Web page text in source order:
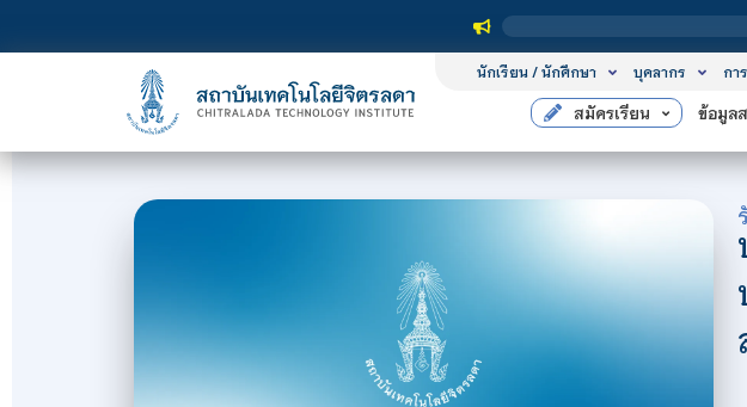
นักเรียน / นักศึกษา บุคลากร กา
สมัครเรียน ข้อมูล